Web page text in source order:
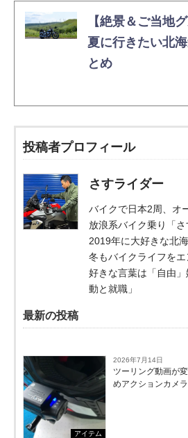
【絶景＆ご当地
夏に行きたい北
とめ
投稿者プロフィール
さすライダー
バイクで日本2周、オ
放浪系バイク乗り「さ
2019年に大好きな北
冬もバイクライフをエ
好きな言葉は「自由
動と就職」
最新の投稿
アイテム
2026年7月14日
ツーリング動画が
めアクションカメ